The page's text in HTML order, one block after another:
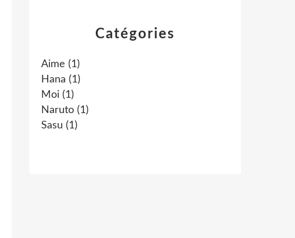
Catégories
Aime (1)
Hana (1)
Moi (1)
Naruto (1)
Sasu (1)